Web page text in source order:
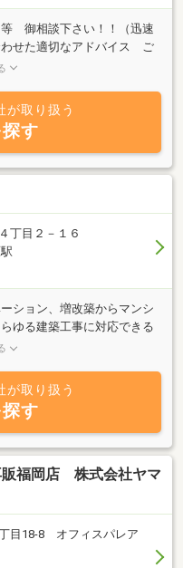
御相談下さい！！（迅速
わせた適切なアドバイス ご
ニーズに合わせた迅速な情
お問い合わせ下さい！！そ
なら 不動産サービス福岡
が取り扱う
す
丁目２－１６
ション、増改築からマンシ
ゆる建築工事に対応できる
工事における管理、企画、
引だけでなく、リフォーム
にご連絡ください。
が取り扱う
す
福岡店 株式会社ヤマ
目18-8 オフィスパレア